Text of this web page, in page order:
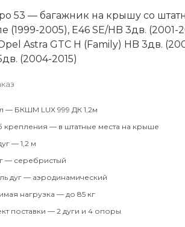
53 — багажник на крышу со
(1999-2005), Е46 SE/HB 3дв. (2001-
Astra GTC H (Family) HB 3дв.
(2004-2015)
— БКШМ LUX 999 ДК 1,2м
крепления — в штатные места на крыше
— 1,2 м
— серебристый
дуг — аэродинамический
нагрузка — до 85 кг
поставки — 2 дуги и 4 опоры